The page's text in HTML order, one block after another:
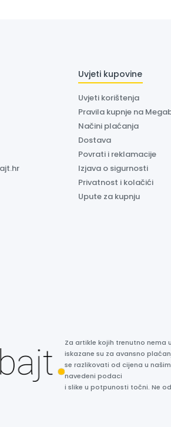
Uvjeti kupovine
Uvjeti korištenja
Pravila kupnje na
Načini plaćanja
Dostava
Povrati i reklamacije
Izjava o sigurnosti
Privatnost i kolačići
Upute za kupnju
Za artikle kojih trenutno nema
iskazane su za avansno
se razlikovati od cijena u
navedeni podaci
i slike u potpunosti točni. Ne